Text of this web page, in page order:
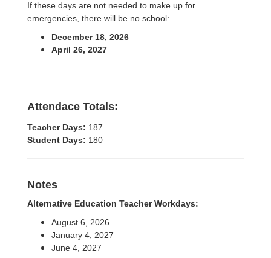
If these days are not needed to make up for
emergencies, there will be no school:
December 18, 2026
April 26, 2027
Attendace Totals:
Teacher Days: 187
Student Days: 180
Notes
Alternative Education Teacher Workdays:
August 6, 2026
January 4, 2027
June 4, 2027